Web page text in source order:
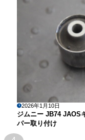
2026年1月10日
ジムニー JB74 JAOS
パー取り付け